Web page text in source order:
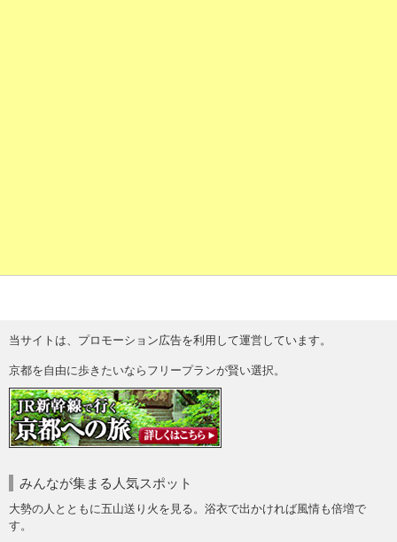
当サイトは、プロモーション広告を利用して運営しています。
京都を自由に歩きたいならフリープランが賢い選択。
みんなが集まる人気スポット
大勢の人とともに五山送り火を見る。浴衣で出かければ風情も倍増で
す。